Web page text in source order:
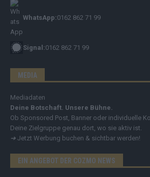
WhatsApp:0162 862 71 99
Signal:0162 862 71 99
MEDIA
Mediadaten
Deine Botschaft. Unsere Bühne.
Ob Sponsored Post, Banner oder individuelle
Deine Zielgruppe genau dort, wo sie aktiv ist.
➔ Jetzt Werbung buchen & sichtbar werden!
EIN ANGEBOT DER COZMO NEWS